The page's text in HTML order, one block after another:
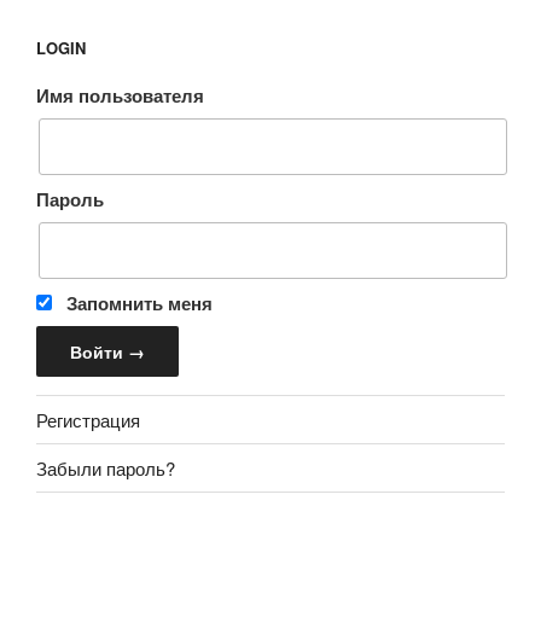
LOGIN
Имя пользователя
Пароль
Запомнить меня
Регистрация
Забыли пароль?